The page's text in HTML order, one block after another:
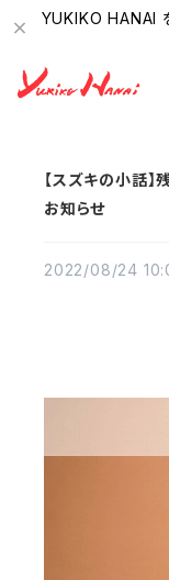
YUKIKO HANAI
【スズキの小話
お知らせ
2022/08/24